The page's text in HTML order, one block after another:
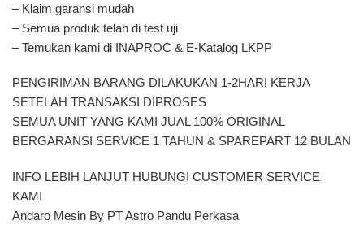
– Klaim garansi mudah
– Semua produk telah di test uji
– Temukan kami di INAPROC & E-Katalog LKPP
PENGIRIMAN BARANG DILAKUKAN 1-2HARI KERJA
SETELAH TRANSAKSI DIPROSES
SEMUA UNIT YANG KAMI JUAL 100% ORIGINAL
BERGARANSI SERVICE 1 TAHUN & SPAREPART 12 BULAN
INFO LEBIH LANJUT HUBUNGI CUSTOMER SERVICE
KAMI
Andaro Mesin By PT Astro Pandu Perkasa